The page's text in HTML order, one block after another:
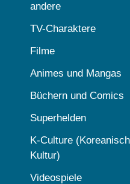
andere
TV-Charaktere
Filme
Animes und Mangas
Büchern und Comics
Superhelden
K-Culture
Kultur)
Videospiele